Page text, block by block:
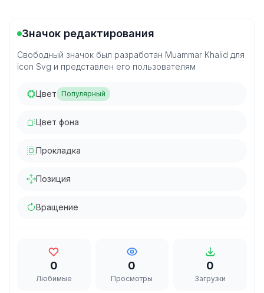
Значок редактирования
Свободный значок был разработан Muammar Khalid для
icon Svg и представлен его пользователям
Цвет Популярный
Цвет фона
Прокладка
Позиция
Вращение
0
Любимые
0
Просмотры
0
Загрузки